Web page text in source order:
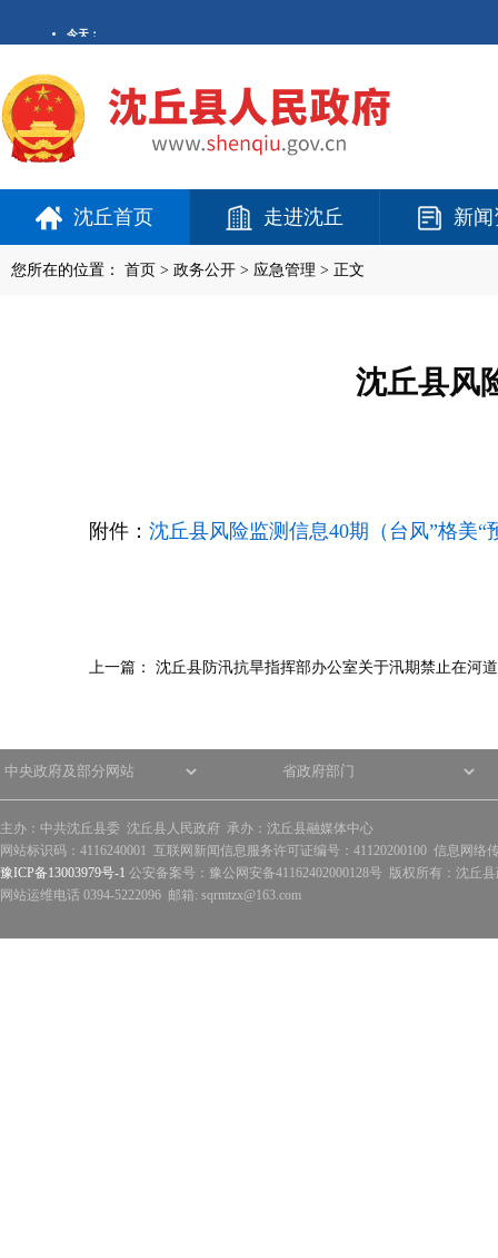
沈丘首页 走进沈丘 新
您所在的位置： 首页 > 政务公开 > 应急管理 > 正文
沈丘县风
附件： 沈丘县风险监测信息40期（台风”格美“
上一篇： 沈丘县防汛抗旱指挥部办公室关于汛期禁止在河
主办：中共沈丘县委 沈丘县人民政府 承办：沈丘县融媒体中心
网站标识码：4116240001 互联网新闻信息服务许可证编号：41120200100 信息网络
豫ICP备13003979号-1 公安备案号：豫公网安备41162402000128号 版权所有：沈丘
网站运维电话 0394-5222096 邮箱: sqrmtzx@163.com